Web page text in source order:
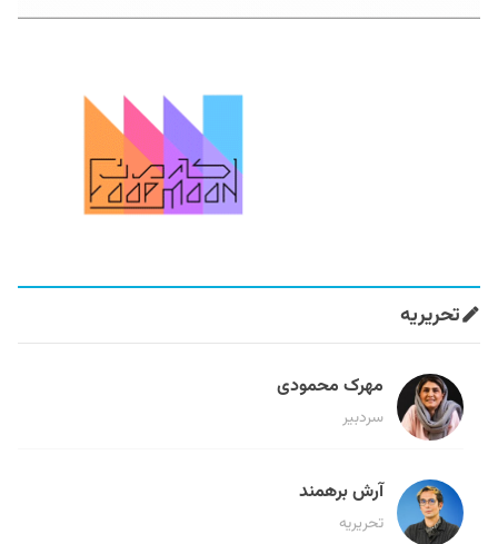
تحریریه
مهرک محمودی
سردبیر
آرش برهمند
تحریریه